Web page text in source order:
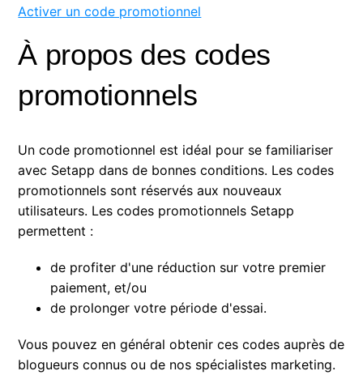
Activer un code promotionnel
Activer un code promotionnel
À propos des codes
promotionnels
Un code promotionnel est idéal pour se familiariser
avec Setapp dans de bonnes conditions. Les codes
promotionnels sont réservés aux nouveaux
utilisateurs. Les codes promotionnels Setapp
permettent :
de profiter d'une réduction sur votre premier
paiement, et/ou
de prolonger votre période d'essai.
Vous pouvez en général obtenir ces codes auprès de
blogueurs connus ou de nos spécialistes marketing.